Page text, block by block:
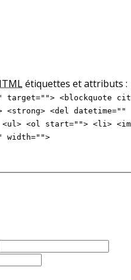
étiquettes et attributs :
<blockquote
<strong> <del
<ol start=""> <li>
width="">